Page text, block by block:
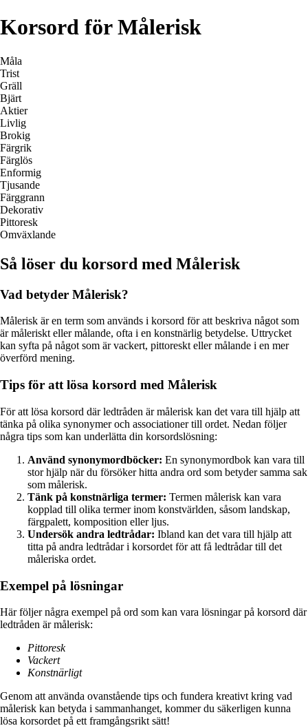
Korsord för Målerisk
Måla
Trist
Gräll
Bjärt
Aktier
Livlig
Brokig
Färgrik
Färglös
Enformig
Tjusande
Färggrann
Dekorativ
Pittoresk
Omväxlande
Så löser du korsord med Målerisk
Vad betyder Målerisk?
Målerisk är en term som används i korsord för att beskriva något som
är måleriskt eller målande, ofta i en konstnärlig betydelse. Uttrycket
kan syfta på något som är vackert, pittoreskt eller målande i en mer
överförd mening.
Tips för att lösa korsord med Målerisk
För att lösa korsord där ledtråden är målerisk kan det vara till hjälp att
tänka på olika synonymer och associationer till ordet. Nedan följer
några tips som kan underlätta din korsordslösning:
Använd synonymordböcker: En synonymordbok kan vara till
stor hjälp när du försöker hitta andra ord som betyder samma sak
som målerisk.
Tänk på konstnärliga termer: Termen målerisk kan vara
kopplad till olika termer inom konstvärlden, såsom landskap,
färgpalett, komposition eller ljus.
Undersök andra ledtrådar: Ibland kan det vara till hjälp att
titta på andra ledtrådar i korsordet för att få ledtrådar till det
måleriska ordet.
Exempel på lösningar
Här följer några exempel på ord som kan vara lösningar på korsord där
ledtråden är målerisk:
Pittoresk
Vackert
Konstnärligt
Genom att använda ovanstående tips och fundera kreativt kring vad
målerisk kan betyda i sammanhanget, kommer du säkerligen kunna
lösa korsordet på ett framgångsrikt sätt!